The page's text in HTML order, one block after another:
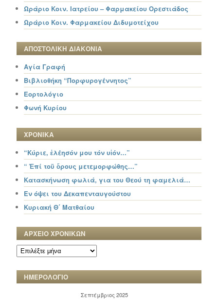
Ωράριο Κοιν. Ιατρείου – Φαρμακείου Ορεστιάδος
Ωράριο Κοιν. Φαρμακείου Διδυμοτείχου
ΑΠΟΣΤΟΛΙΚΗ ΔΙΑΚΟΝΙΑ
Αγία Γραφή
Βιβλιοθήκη “Πορφυρογέννητος”
Εορτολόγιο
Φωνή Κυρίου
ΧΡΟΝΙΚΑ
“Κύριε, ἐλέησόν μου τόν υἱόν…”
“ Ἐπί τοῦ ὄρους μετεμορφώθης…”
Κατασκήνωση φωλιά, για του Θεού τη φαμελιά…
Εν όψει του Δεκαπενταυγούστου
Κυριακή Θ΄ Ματθαίου
ΑΡΧΕΙΟ ΧΡΟΝΙΚΩΝ
ΑΡΧΕΙΟ
ΧΡΟΝΙΚΩΝ
ΗΜΕΡΟΛΟΓΙΟ
Σεπτέμβριος 2025